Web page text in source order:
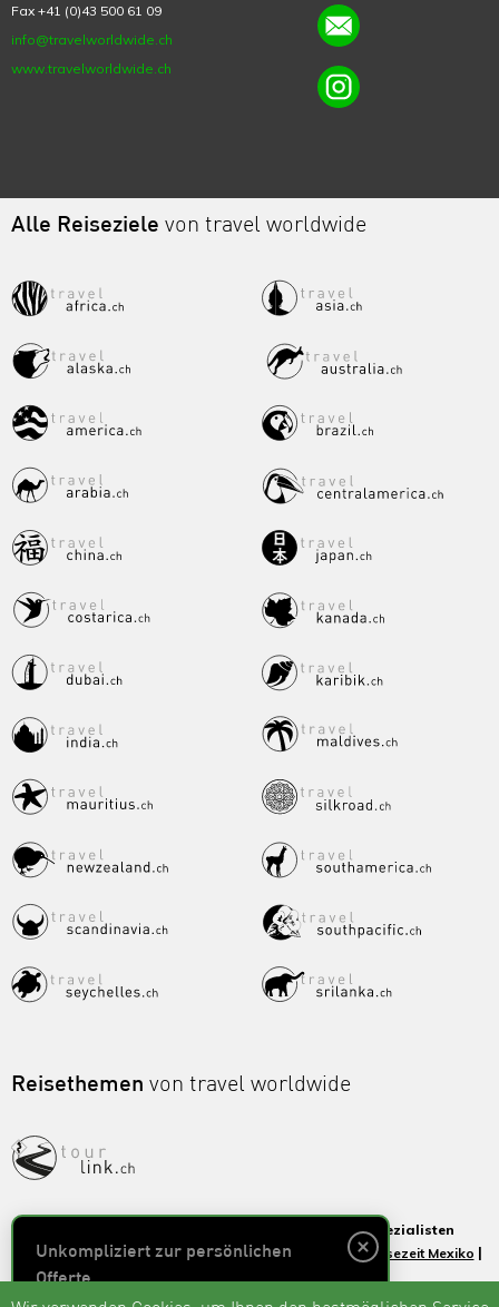
Fax +41 (0)43 500 61 09
info@travelworldwide.ch
www.travelworldwide.ch
Alle Reiseziele von travel worldwide
Reisethemen von travel worldwide
travelcentralamerica.ch - Mexiko Reisen vom Spezialisten
Mexiko Einreisebestimmungen | Mexiko Karte Beste Reisezeit Mexiko |
Unkompliziert zur persönlichen
Offerte